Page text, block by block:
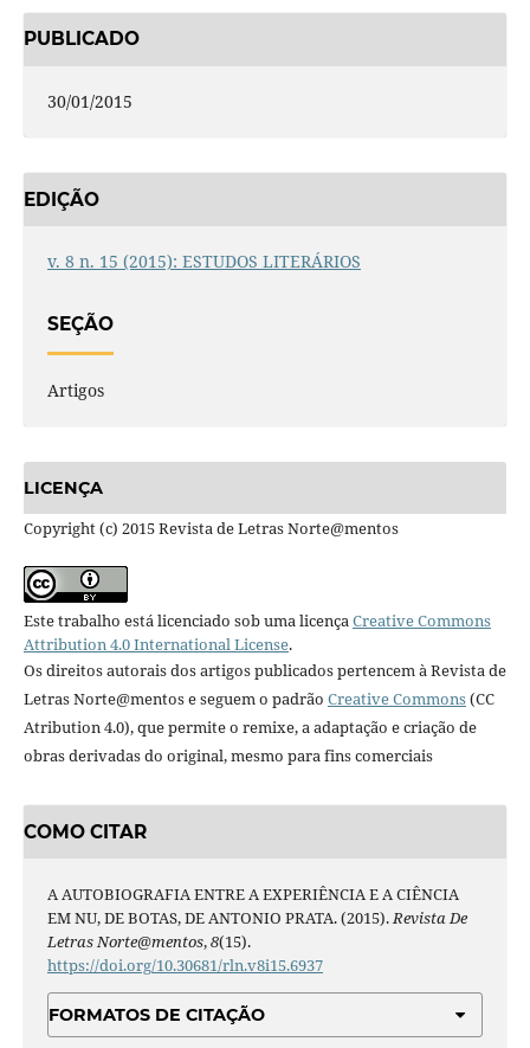
PUBLICADO
30/01/2015
EDIÇÃO
v. 8 n. 15 (2015): ESTUDOS LITERÁRIOS
SEÇÃO
Artigos
LICENÇA
Copyright (c) 2015 Revista de Letras Norte@mentos
Este trabalho está licenciado sob uma licençaCreative Commons
Attribution 4.0 International License.
Os direitos autorais dos artigos publicados pertencem à Revista de
Letras Norte@mentos e seguem o padrão Creative Commons(CC
Atribution 4.0), que permite o remixe, a adaptação e criação de
obras derivadas do original, mesmo para fins comerciais
COMO CITAR
A AUTOBIOGRAFIA ENTRE A EXPERIÊNCIA E A CIÊNCIA
EM NU, DE BOTAS, DE ANTONIO PRATA. (2015).Revista De
Letras Norte@mentos,8(15).
https://doi.org/10.30681/rln.v8i15.6937
FORMATOS DE CITAÇÃO